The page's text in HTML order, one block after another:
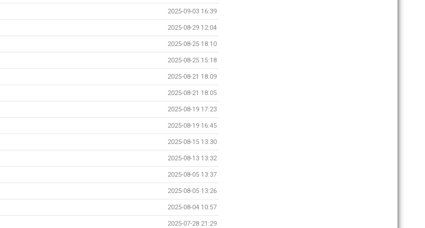
2025-09-03 16:39
2025-08-29 12:04
2025-08-25 18:10
2025-08-25 15:18
2025-08-21 18:09
2025-08-21 18:05
2025-08-19 17:23
2025-08-19 16:45
2025-08-15 13:30
2025-08-13 13:32
2025-08-05 13:37
2025-08-05 13:26
2025-08-04 10:57
2025-07-28 21:29